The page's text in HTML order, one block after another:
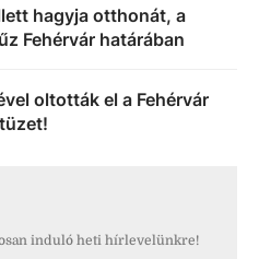
hagyja otthonát, a
Fehérvár határában
oltották el a Fehérvár
induló heti hírlevelünkre!